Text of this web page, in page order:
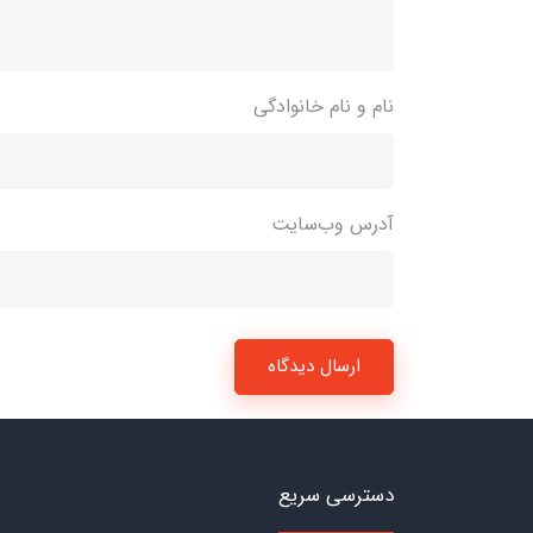
نام و نام خانوادگی
آدرس وب‌سایت
ارسال دیدگاه
دسترسی سریع